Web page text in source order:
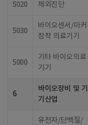
5020 체외진단
5030
바이오센서/마커
장착 의료기기
5000
기타 바이오의료
기기
6
바이오장비 및 기
기산업
유전자/단백질/